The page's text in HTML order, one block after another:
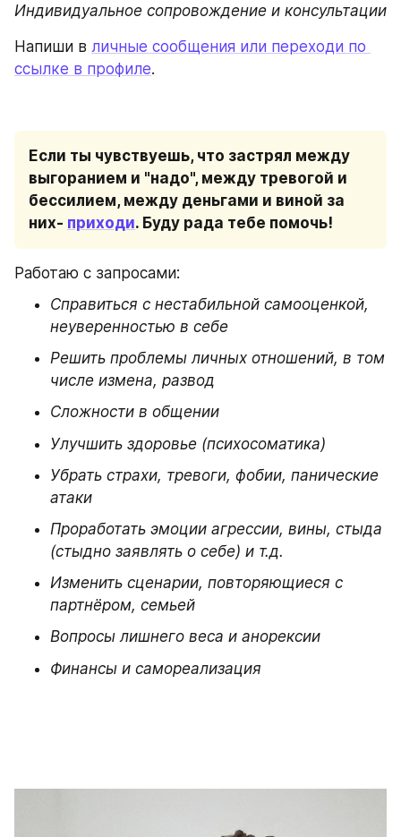
Индивидуальное сопровождение и консультации
Напиши в личные сообщения или переходи по
ссылке в профиле.
Если ты чувствуешь, что застрял между
выгоранием и "надо", между тревогой и
бессилием, между деньгами и виной за
них- приходи. Буду рада тебе помочь!
Работаю с запросами:
Справиться с нестабильной самооценкой,
неуверенностью в себе
Решить проблемы личных отношений, в том
числе измена, развод
Сложности в общении
Улучшить здоровье (психосоматика)
Убрать страхи, тревоги, фобии, панические
атаки
Проработать эмоции агрессии, вины, стыда
(стыдно заявлять о себе) и т.д.
Изменить сценарии, повторяющиеся с
партнёром, семьей
Вопросы лишнего веса и анорексии
Финансы и самореализация